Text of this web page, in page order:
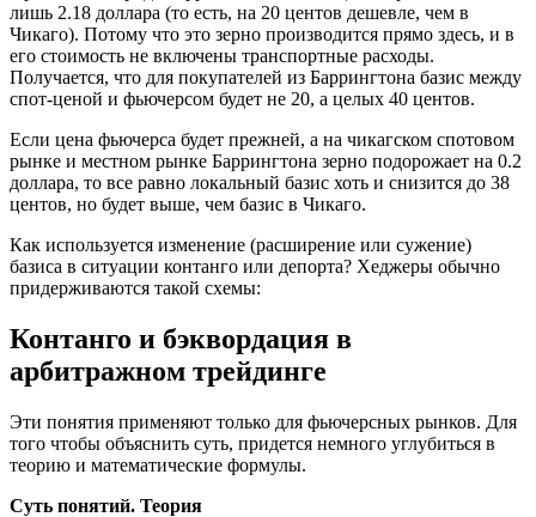
лишь 2.18 доллара (то есть, на 20 центов дешевле, чем в
Чикаго). Потому что это зерно производится прямо здесь, и в
его стоимость не включены транспортные расходы.
Получается, что для покупателей из Баррингтона базис между
спот-ценой и фьючерсом будет не 20, а целых 40 центов.
Если цена фьючерса будет прежней, а на чикагском спотовом
рынке и местном рынке Баррингтона зерно подорожает на 0.2
доллара, то все равно локальный базис хоть и снизится до 38
центов, но будет выше, чем базис в Чикаго.
Как используется изменение (расширение или сужение)
базиса в ситуации контанго или депорта? Хеджеры обычно
придерживаются такой схемы:
Контанго и бэквордация в
арбитражном трейдинге
Эти понятия применяют только для фьючерсных рынков. Для
того чтобы объяснить суть, придется немного углубиться в
теорию и математические формулы.
Суть понятий. Теория